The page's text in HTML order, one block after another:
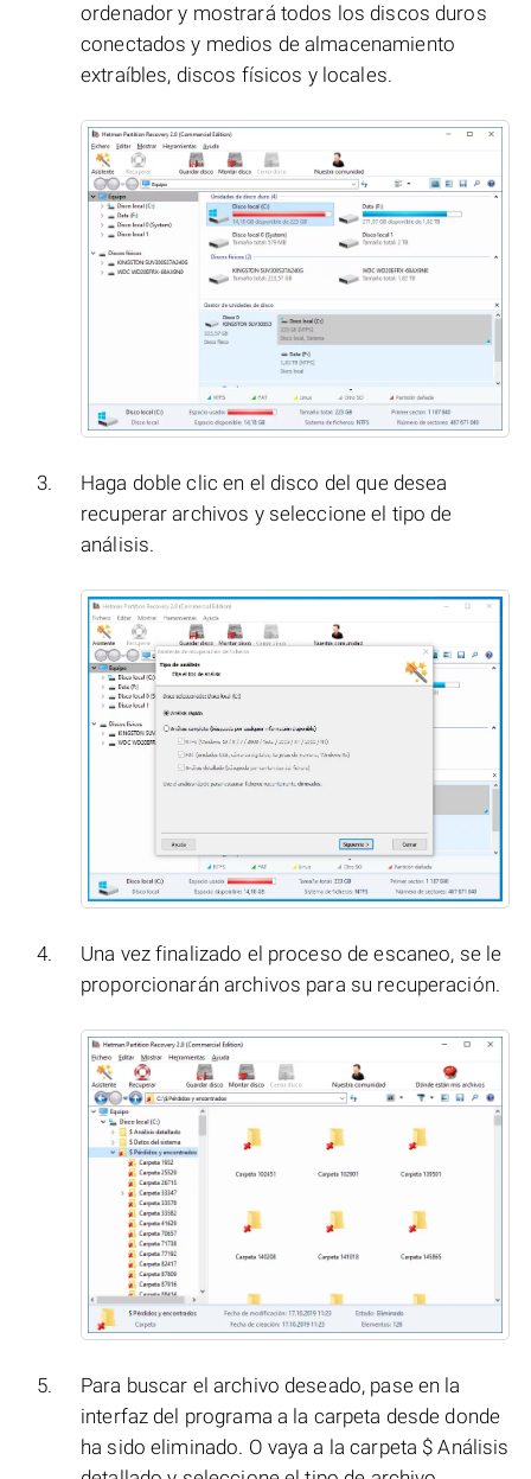
ordenador y mostrará todos los discos duros
conectados y medios de almacenamiento
extraíbles, discos físicos y locales.
Haga doble clic en el disco del que desea
recuperar archivos y seleccione el tipo de
análisis.
Una vez finalizado el proceso de escaneo, se le
proporcionarán archivos para su recuperación.
Para buscar el archivo deseado, pase en la
interfaz del programa a la carpeta desde donde
ha sido eliminado. O vaya a la carpeta $ Análisis